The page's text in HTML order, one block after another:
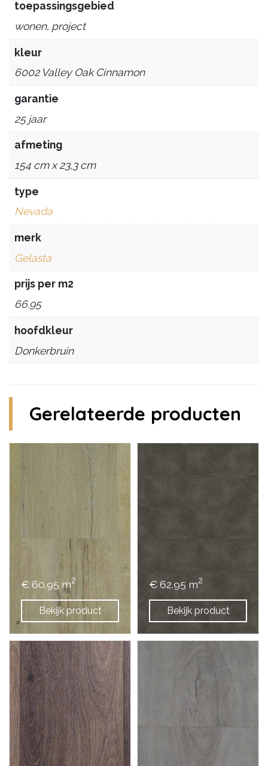
toepassingsgebied
wonen, project
kleur
6002 Valley Oak Cinnamon
garantie
25 jaar
afmeting
154 cm x 23,3 cm
type
Nevada
merk
Gelasta
prijs per m2
66.95
hoofdkleur
Donkerbruin
Gerelateerde producten
Bekijk product
€ 60.95 m2
Bekijk product
€ 62.95 m2